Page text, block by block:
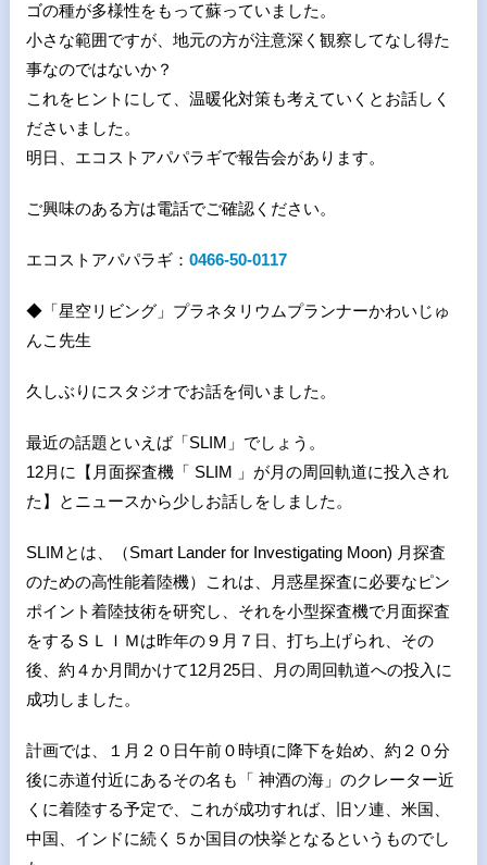
ゴの種が多様性をもって蘇っていました。
小さな範囲ですが、地元の方が注意深く観察してなし得た
事なのではないか？
これをヒントにして、温暖化対策も考えていくとお話しく
ださいました。
明日、エコストアパパラギで報告会があります。
ご興味のある方は電話でご確認ください。
エコストアパパラギ： 0466-50-0117
◆「星空リビング」プラネタリウムプランナーかわいじゅ
んこ先生
久しぶりにスタジオでお話を伺いました。
最近の話題といえば「SLIM 」でしょう。
12月に【月面探査機「 SLIM 」が月の周回軌道に投入され
た】とニュースから少しお話しをしました。
SLIMとは、（Smart Lander for Investigating Moon) 月探査
のための高性能着陸機）これは、月惑星探査に必要なピン
ポイント着陸技術を研究し、それを小型探査機で月面探査
をするＳＬＩＭは昨年の９月７日、打ち上げられ、その
後、約４か月間かけて12月25日、月の周回軌道への投入に
成功しました。
計画では、１月２０日午前０時頃に降下を始め、約２０分
後に赤道付近にあるその名も「 神酒の海」のクレーター近
くに着陸する予定で、これが成功すれば、旧ソ連、米国、
中国、インドに続く５か国目の快挙となるというものでし